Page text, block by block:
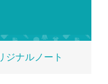
ジナルノート